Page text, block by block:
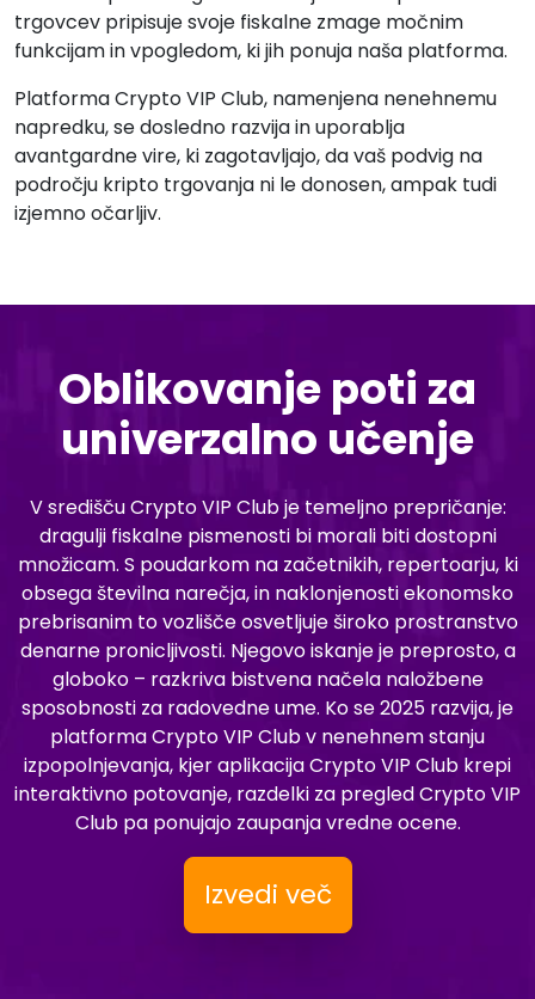
trgovcev pripisuje svoje fiskalne zmage močnim
funkcijam in vpogledom, ki jih ponuja naša platforma.
Platforma Crypto VIP Club, namenjena nenehnemu
napredku, se dosledno razvija in uporablja
avantgardne vire, ki zagotavljajo, da vaš podvig na
področju kripto trgovanja ni le donosen, ampak tudi
izjemno očarljiv.
Oblikovanje poti za
univerzalno učenje
V središču Crypto VIP Club je temeljno prepričanje:
dragulji fiskalne pismenosti bi morali biti dostopni
množicam. S poudarkom na začetnikih, repertoarju, ki
obsega številna narečja, in naklonjenosti ekonomsko
prebrisanim to vozlišče osvetljuje široko prostranstvo
denarne pronicljivosti. Njegovo iskanje je preprosto, a
globoko – razkriva bistvena načela naložbene
sposobnosti za radovedne ume. Ko se 2025 razvija, je
platforma Crypto VIP Club v nenehnem stanju
izpopolnjevanja, kjer aplikacija Crypto VIP Club krepi
interaktivno potovanje, razdelki za pregled Crypto VIP
Club pa ponujajo zaupanja vredne ocene.
Izvedi več